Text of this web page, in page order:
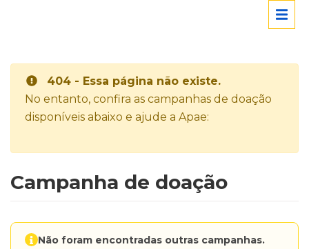
404 - Essa página não existe.
No entanto, confira as campanhas de doação
disponíveis abaixo e ajude a Apae:
Campanha de doação
Não foram encontradas outras campanhas.